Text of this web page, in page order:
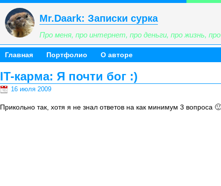
Mr.Daark: Записки сурка
Про меня, про интернет, про деньги, про жизнь,
Главная Портфолио О авторе
IT-карма: Я почти бог :)
16 июля 2009
Прикольно так, хотя я не знал ответов на как минимум 3 вопроса 🙂